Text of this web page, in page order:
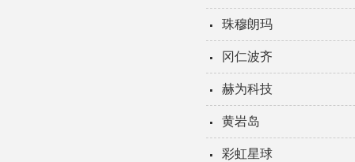
珠穆朗玛
冈仁波齐
赫为科技
黄岩岛
彩虹星球